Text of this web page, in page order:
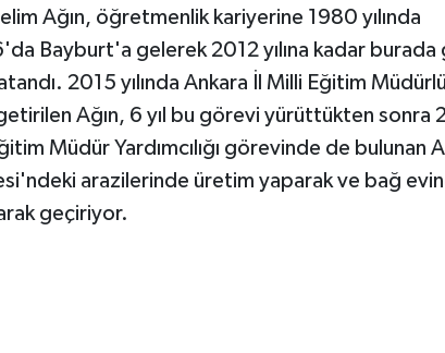
Ağın, öğretmenlik kariyerine 1980 yılında
Bayburt'a gelerek 2012 yılına kadar burada
2015 yılında Ankara İl Milli Eğitim
Ağın, 6 yıl bu görevi yürüttükten sonra
Müdür Yardımcılığı görevinde de bulunan
arazilerinde üretim yaparak ve bağ
geçiriyor.